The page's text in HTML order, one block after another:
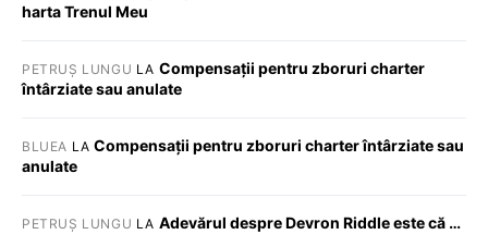
harta Trenul Meu
PETRUȘ LUNGU LA Compensații pentru zboruri charter
întârziate sau anulate
BLUEA LACompensații pentru zboruri charter întârziate sau
anulate
PETRUȘ LUNGU LA Adevărul despre Devron Riddle este că …